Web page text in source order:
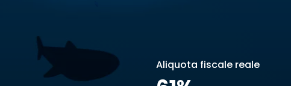
Aliquota fiscale reale